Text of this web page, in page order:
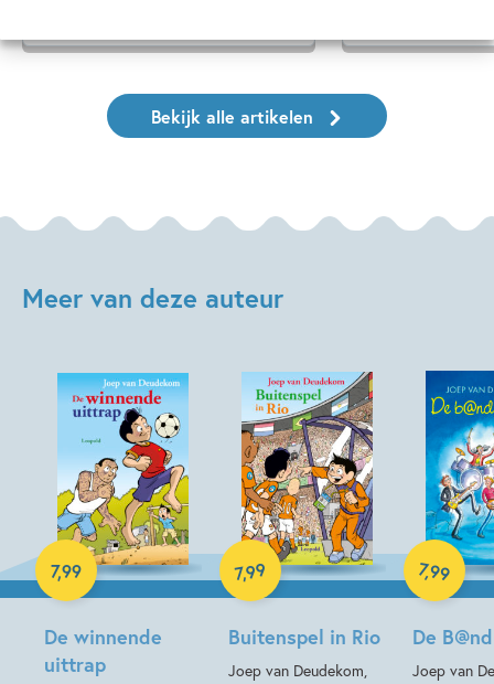
Bekijk alle artikelen
Meer van deze auteur
De winnende
uittrap
7,99
E-book
Buitenspel in Rio
Joep van Deudekom,
7,99
E-book
De
Joep van
7,99
E-book